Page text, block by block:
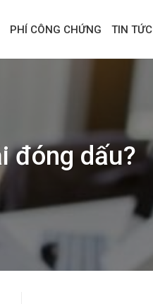
PHÍ CÔNG CHỨNG TIN TỨC
đóng dấu?